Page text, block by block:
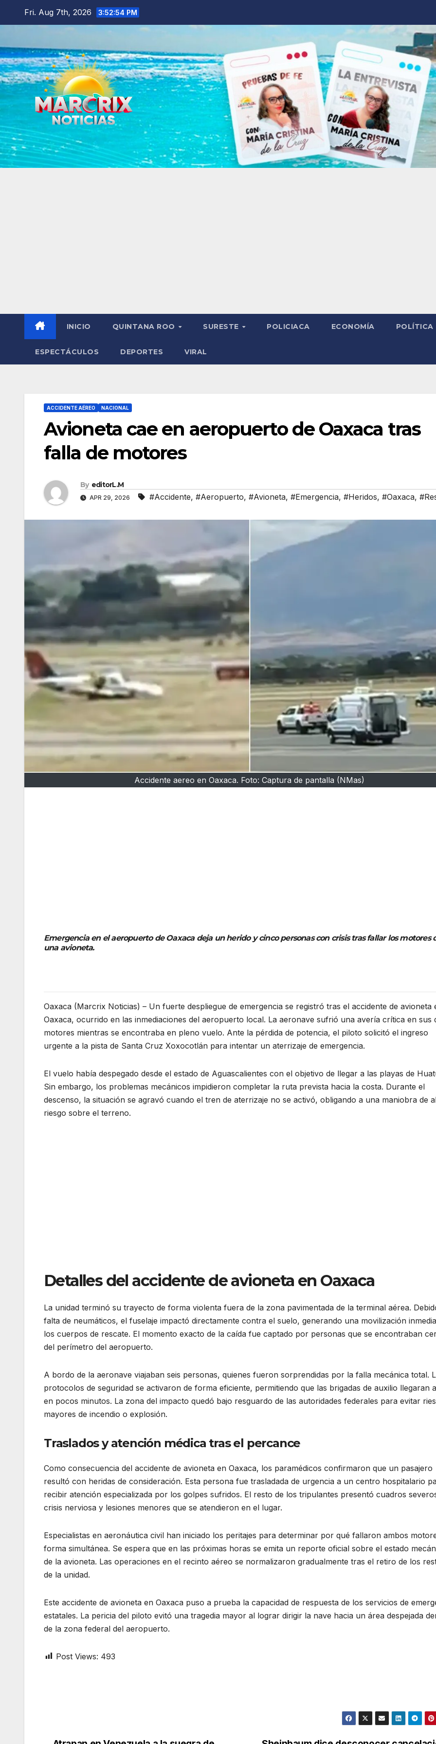
Fri. Aug 7th, 2026 3:52:56 PM
INICIO QUINTANA ROO SURESTE POLICIACA ECONOMÍA POLÍTICA
ESPECTÁCULOS DEPORTES VIRAL
ACCIDENTE AÉREO NACIONAL
Avioneta cae en aeropuerto de Oaxaca tras
falla de motores
By editorL.M
APR 29, 2026 #Accidente, #Aeropuerto, #Avioneta, #Emergencia, #Heridos, #Oaxaca,
Accidente aereo en Oaxaca. Foto: Captura de pantalla (NMas)
Emergencia en el aeropuerto de Oaxaca deja un herido y cinco personas con crisis tras fallar los motores
una avioneta.
Oaxaca (Marcrix Noticias) – Un fuerte despliegue de emergencia se registró tras el accidente de avioneta
Oaxaca, ocurrido en las inmediaciones del aeropuerto local. La aeronave sufrió una avería crítica en sus
motores mientras se encontraba en pleno vuelo. Ante la pérdida de potencia, el piloto solicitó el ingreso
urgente a la pista de Santa Cruz Xoxocotlán para intentar un aterrizaje de emergencia.
El vuelo había despegado desde el estado de Aguascalientes con el objetivo de llegar a las playas de
Sin embargo, los problemas mecánicos impidieron completar la ruta prevista hacia la costa. Durante el
descenso, la situación se agravó cuando el tren de aterrizaje no se activó, obligando a una maniobra de
riesgo sobre el terreno.
Detalles del accidente de avioneta en Oaxaca
La unidad terminó su trayecto de forma violenta fuera de la zona pavimentada de la terminal aérea.
falta de neumáticos, el fuselaje impactó directamente contra el suelo, generando una movilización
los cuerpos de rescate. El momento exacto de la caída fue captado por personas que se encontraban
del perímetro del aeropuerto.
A bordo de la aeronave viajaban seis personas, quienes fueron sorprendidas por la falla mecánica total.
protocolos de seguridad se activaron de forma eficiente, permitiendo que las brigadas de auxilio llegaran
en pocos minutos. La zona del impacto quedó bajo resguardo de las autoridades federales para evitar
mayores de incendio o explosión.
Traslados y atención médica tras el percance
Como consecuencia del accidente de avioneta en Oaxaca, los paramédicos confirmaron que un pasajero
resultó con heridas de consideración. Esta persona fue trasladada de urgencia a un centro hospitalario
recibir atención especializada por los golpes sufridos. El resto de los tripulantes presentó cuadros
crisis nerviosa y lesiones menores que se atendieron en el lugar.
Especialistas en aeronáutica civil han iniciado los peritajes para determinar por qué fallaron ambos
forma simultánea. Se espera que en las próximas horas se emita un reporte oficial sobre el estado
de la avioneta. Las operaciones en el recinto aéreo se normalizaron gradualmente tras el retiro de los
de la unidad.
Este accidente de avioneta en Oaxaca puso a prueba la capacidad de respuesta de los servicios de
estatales. La pericia del piloto evitó una tragedia mayor al lograr dirigir la nave hacia un área despejada
de la zona federal del aeropuerto.
Post Views: 493